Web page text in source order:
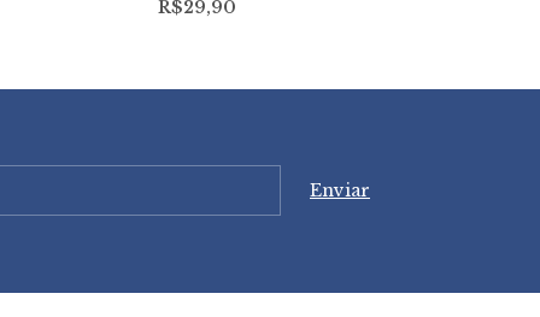
R$29,90